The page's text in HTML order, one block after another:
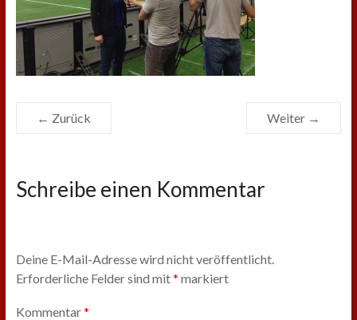
← Zurück Weiter →
Schreibe einen Kommentar
Deine E-Mail-Adresse wird nicht veröffentlicht.
Erforderliche Felder sind mit* markiert
Kommentar*